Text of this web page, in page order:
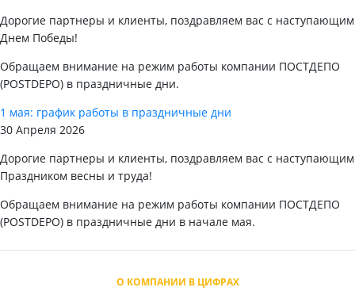
Дорогие партнеры и клиенты, поздравляем вас с наступающим
Днем Победы!
Обращаем внимание на режим работы компании ПОСТДЕПО
(POSTDEPO) в праздничные дни.
1 мая: график работы в праздничные дни
30 Апреля 2026
Дорогие партнеры и клиенты, поздравляем вас с наступающим
Праздником весны и труда!
Обращаем внимание на режим работы компании ПОСТДЕПО
(POSTDEPO) в праздничные дни в начале мая.
О КОМПАНИИ В ЦИФРАХ